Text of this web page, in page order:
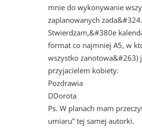
mnie do wykonywanie
zaplanowanych zada&#324.
Stwierdzam,&#380e
format co najmniej A5, w
wszystko zanotowa&#263)
przyjacielem kobiety.
Pozdrawia
DDorota
Ps. W planach mam
umiaru” tej samej autorki.